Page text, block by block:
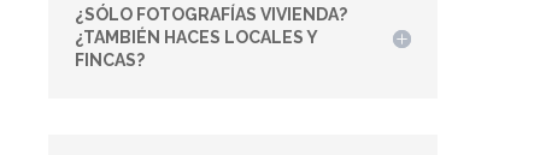
¿SÓLO FOTOGRAFÍAS VIVIENDA?
¿TAMBIÉN HACES LOCALES Y
FINCAS?